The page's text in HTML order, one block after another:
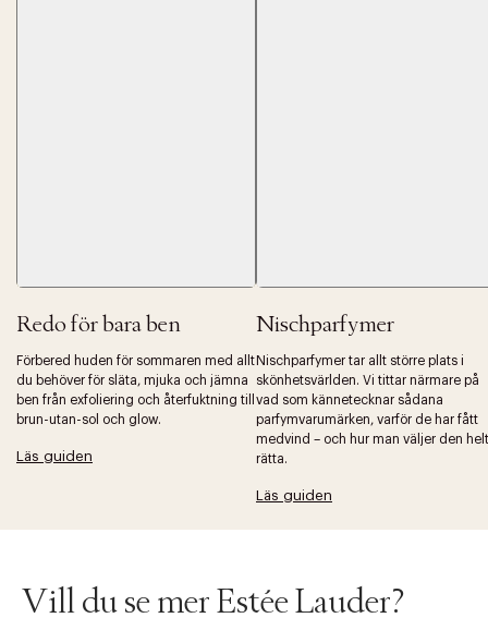
Redo för bara ben
Förbered huden för sommaren med allt
du behöver för släta, mjuka och jämna
ben från exfoliering och återfuktning till
brun-utan-sol och glow.
Läs guiden
Nischparfymer
Nischparfymer tar allt större plats i
skönhetsvärlden. Vi tittar närmare på
vad som kännetecknar sådana
parfymvarumärken, varför de har fått
medvind – och hur man väljer den helt
rätta.
Läs guiden
Tidigare
Vill du se mer Estée Lauder?